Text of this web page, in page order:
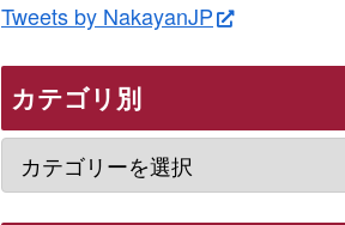
Tweets by NakayanJP
カテゴリ別